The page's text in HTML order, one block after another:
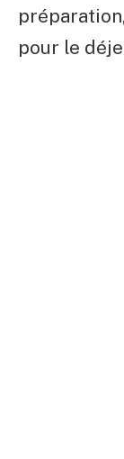
pour le